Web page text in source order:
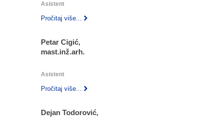
Asistent
Pročitaj više...
Petar Cigić,
mast.inž.arh.
Asistent
Pročitaj više...
Dejan Todorović,